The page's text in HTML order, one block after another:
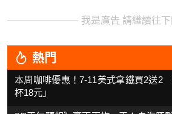
我是廣告 請繼續往
熱門
本周咖啡優惠！7-11美式拿鐵買2送2
杯18元」